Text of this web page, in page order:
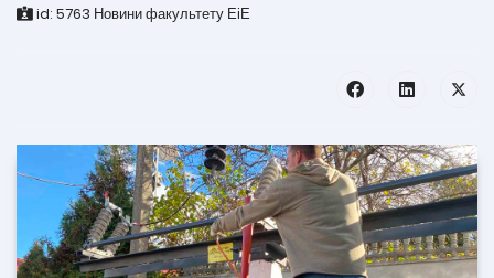
id: 5763 Новини факультету ЕіЕ